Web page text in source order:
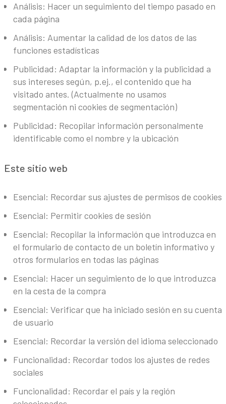
Análisis: Hacer un seguimiento del tiempo pasado en
cada página
Análisis: Aumentar la calidad de los datos de las
funciones estadísticas
Publicidad: Adaptar la información y la publicidad a
sus intereses según, p.ej., el contenido que ha
visitado antes. (Actualmente no usamos
segmentación ni cookies de segmentación)
Publicidad: Recopilar información personalmente
identificable como el nombre y la ubicación
Este sitio web
Esencial: Recordar sus ajustes de permisos de cookies
Esencial: Permitir cookies de sesión
Esencial: Recopilar la información que introduzca en
el formulario de contacto de un boletín informativo y
otros formularios en todas las páginas
Esencial: Hacer un seguimiento de lo que introduzca
en la cesta de la compra
Esencial: Verificar que ha iniciado sesión en su cuenta
de usuario
Esencial: Recordar la versión del idioma seleccionado
Funcionalidad: Recordar todos los ajustes de redes
sociales
Funcionalidad: Recordar el país y la región